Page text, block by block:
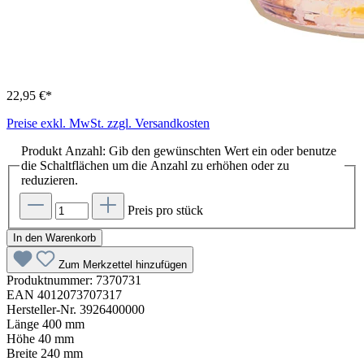
22,95 €*
Preise exkl. MwSt. zzgl. Versandkosten
Produkt Anzahl: Gib den gewünschten Wert ein oder benutze
die Schaltflächen um die Anzahl zu erhöhen oder zu
reduzieren.
Preis pro stück
In den Warenkorb
Zum Merkzettel hinzufügen
Produktnummer: 7370731
EAN 4012073707317
Hersteller-Nr. 3926400000
Länge 400 mm
Höhe 40 mm
Breite 240 mm